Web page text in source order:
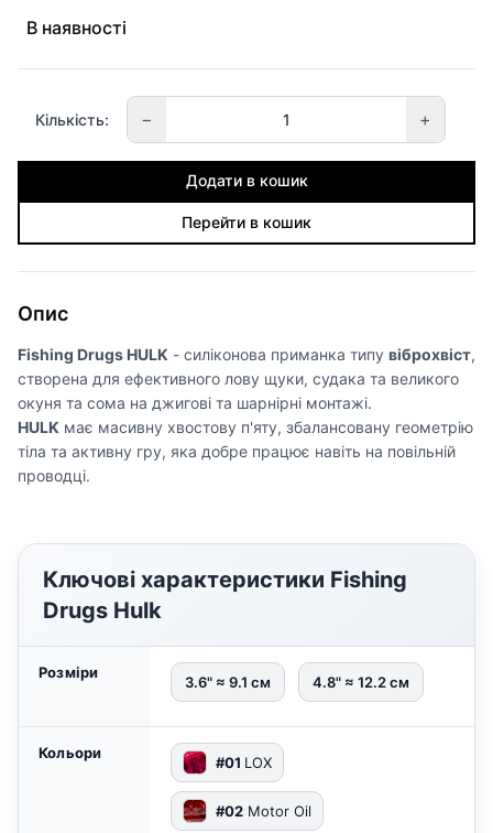
В наявності
Кількість: − +
Додати в кошик
Перейти в кошик
Опис
Fishing Drugs HULK - силіконова приманка типу віброхвіст,
створена для ефективного лову щуки, судака та великого
окуня та сома на джигові та шарнірні монтажі.
HULK має масивну хвостову п'яту, збалансовану геометрію
тіла та активну гру, яка добре працює навіть на повільній
проводці.
Ключові характеристики Fishing
Drugs Hulk
Розміри
3.6" ≈ 9.1 см 4.8" ≈ 12.2 см
Кольори
#01 LOX
#02 Motor Oil